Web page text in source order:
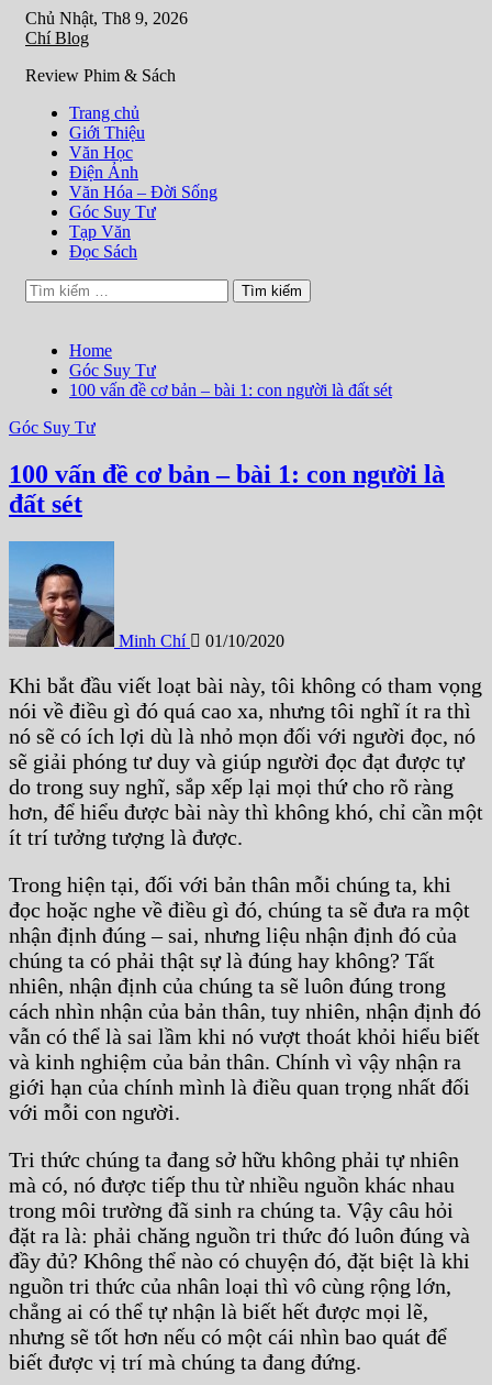
Skip
Chủ Nhật, Th8 9, 2026
Chí Blog
Review Phim & Sách
Trang chủ
Giới Thiệu
Văn Học
Điện Ảnh
Văn Hóa – Đời Sống
Góc Suy Tư
Tạp Văn
Đọc Sách
Tìm
kiếm
Home
Góc Suy Tư
100 vấn đề cơ bản – bài 1: con người là đất sét
Góc Suy Tư
100 vấn đề cơ bản – bài 1: con người là
đất sét
Minh Chí 01/10/2020
Khi bắt đầu viết loạt bài này, tôi không có tham vọng
nói về điều gì đó quá cao xa, nhưng tôi nghĩ ít ra thì
nó sẽ có ích lợi dù là nhỏ mọn đối với người đọc, nó
sẽ giải phóng tư duy và giúp người đọc đạt được tự
do trong suy nghĩ, sắp xếp lại mọi thứ cho rõ ràng
hơn, để hiểu được bài này thì không khó, chỉ cần một
ít trí tưởng tượng là được.
Trong hiện tại, đối với bản thân mỗi chúng ta, khi
đọc hoặc nghe về điều gì đó, chúng ta sẽ đưa ra một
nhận định đúng – sai, nhưng liệu nhận định đó của
chúng ta có phải thật sự là đúng hay không? Tất
nhiên, nhận định của chúng ta sẽ luôn đúng trong
cách nhìn nhận của bản thân, tuy nhiên, nhận định đó
vẫn có thể là sai lầm khi nó vượt thoát khỏi hiểu biết
và kinh nghiệm của bản thân. Chính vì vậy nhận ra
giới hạn của chính mình là điều quan trọng nhất đối
với mỗi con người.
Tri thức chúng ta đang sở hữu không phải tự nhiên
mà có, nó được tiếp thu từ nhiều nguồn khác nhau
trong môi trường đã sinh ra chúng ta. Vậy câu hỏi
đặt ra là: phải chăng nguồn tri thức đó luôn đúng và
đầy đủ? Không thể nào có chuyện đó, đặt biệt là khi
nguồn tri thức của nhân loại thì vô cùng rộng lớn,
chẳng ai có thể tự nhận là biết hết được mọi lẽ,
nhưng sẽ tốt hơn nếu có một cái nhìn bao quát để
biết được vị trí mà chúng ta đang đứng.